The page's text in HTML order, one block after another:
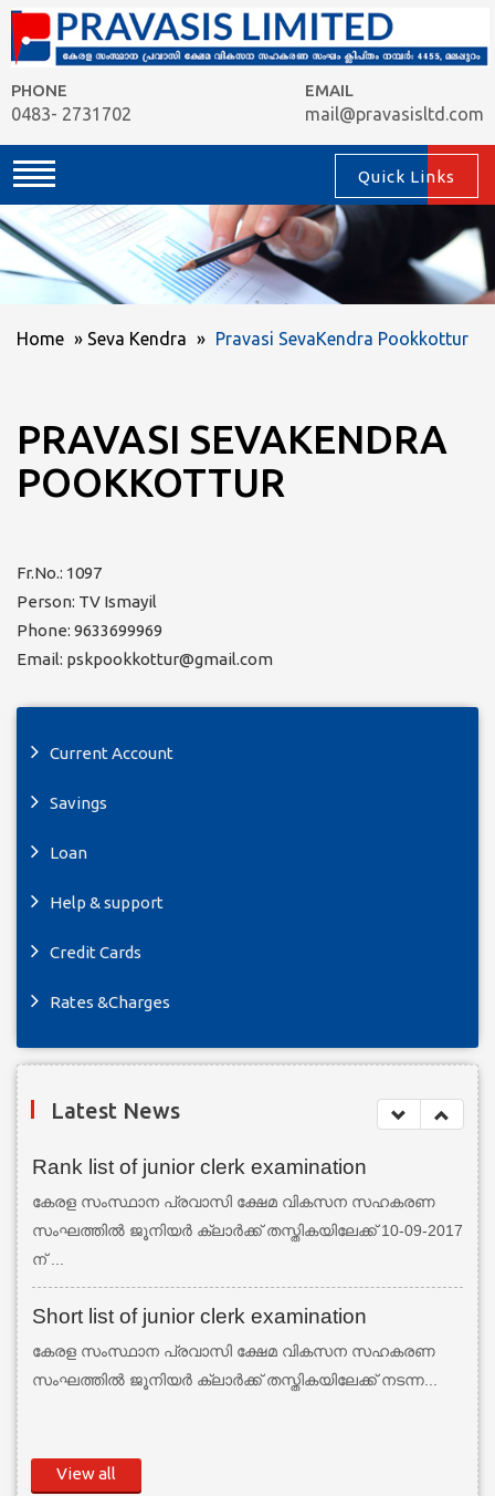
PHONE
0483- 2731702
EMAIL
mail@pravasisltd.com
Quick Links
Home » Seva Kendra » Pravasi SevaKendra Pookkottur
PRAVASI SEVAKENDRA
POOKKOTTUR
Fr.No.: 1097
Person: TV Ismayil
Phone: 9633699969
Email: pskpookkottur@gmail.com
Current Account
Savings
Loan
Help & support
Credit Cards
Rates &Charges
Latest News
Rank list of junior clerk examination
കേരള സംസ്ഥാന പ്രവാസി ക്ഷേമ വികസന സഹകരണ
സംഘത്തില്‍ ജൂനിയര്‍ ക്ലാര്‍ക്ക് തസ്തികയിലേക്ക് 10-09-2017
ന് ...
Short list of junior clerk examination
കേരള സംസ്ഥാന പ്രവാസി ക്ഷേമ വികസന സഹകരണ
സംഘത്തില്‍ ജൂനിയര്‍ ക്ലാര്‍ക്ക് തസ്തികയിലേക്ക് നടന്ന...
View all